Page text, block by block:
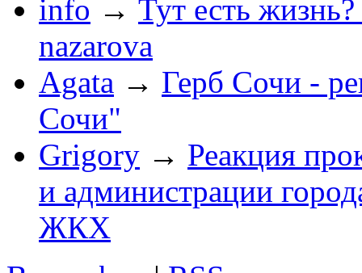
info → Тут есть
nazarova
Agata → Герб Сочи -
Сочи"
Grigory → Реакция
и администрации
ЖКХ